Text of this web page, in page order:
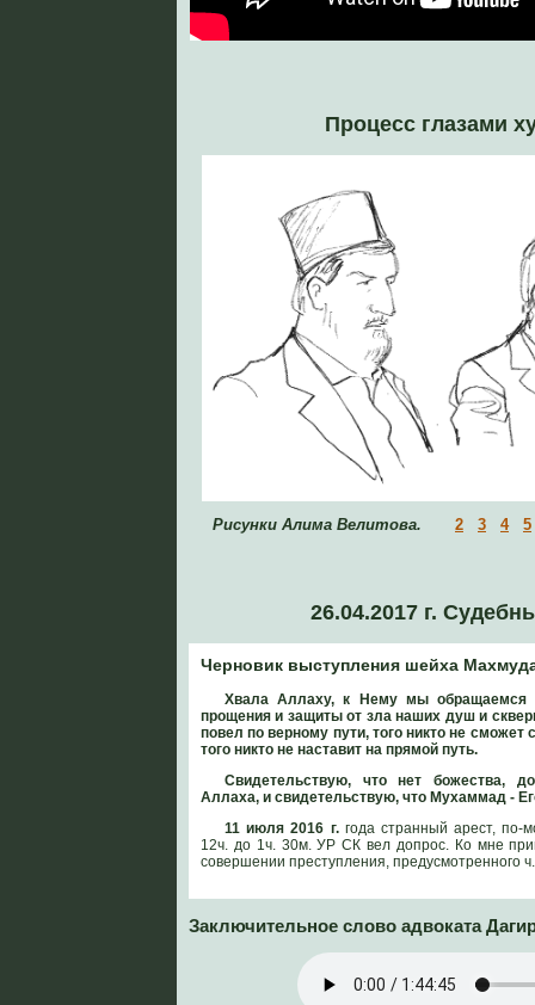
Процесс глазами
Рисунки Алима Велитова. 2 3 4 5
26.04.2017 г.
Черновик выступления шейха
Хвала Аллаху, к Нему мы обращаемся
прощения и защиты от зла наших душ и
повел по верному пути, того никто не сможет
того никто не наставит на прямой путь.
Свидетельствую, что нет божества,
Аллаха, и свидетельствую, что Мухаммад -
11 июля 2016 г.года странный арест, по-
12ч. до 1ч. 30м. УР СК вел допрос. Ко мне
совершении преступления, предусмотренного
Заключительное слово адвоката